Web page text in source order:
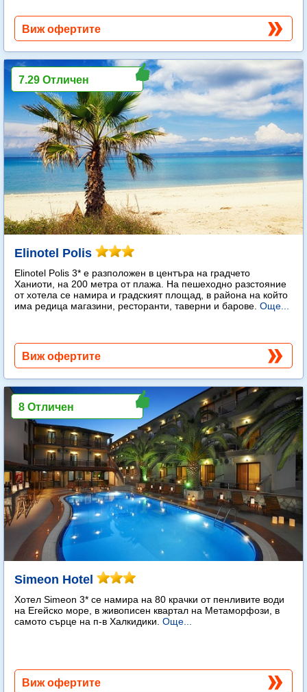
Виж офертите
Elinotel Polis
Elinotel Polis 3* е разположен в центъра на градчето
Ханиоти, на 200 метра от плажа. На пешеходно разстояние
от хотела се намира и градският площад, в района на който
има редица магазини, ресторанти, таверни и барове. Още...
7.29 Отличен
Виж офертите
Simeon Hotel
Хотел Simeon 3* се намира на 80 крачки от пенливите води
на Егейско море, в живописен квартал на Метаморфози, в
самото сърце на п-в Халкидики. Още...
8 Отличен
Виж офертите